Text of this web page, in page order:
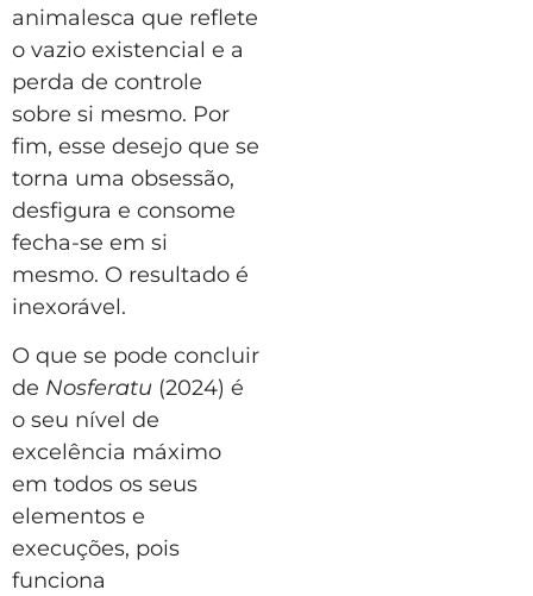
animalesca que reflete
o vazio existencial e a
perda de controle
sobre si mesmo. Por
fim, esse desejo que se
torna uma obsessão,
desfigura e consome
fecha-se em si
mesmo. O resultado é
inexorável.
O que se pode concluir
de Nosferatu (2024) é
o seu nível de
excelência máximo
em todos os seus
elementos e
execuções, pois
funciona